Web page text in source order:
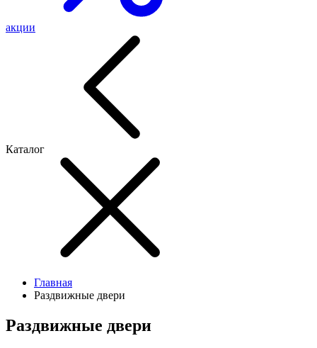
акции
Каталог
Главная
Раздвижные двери
Раздвижные двери